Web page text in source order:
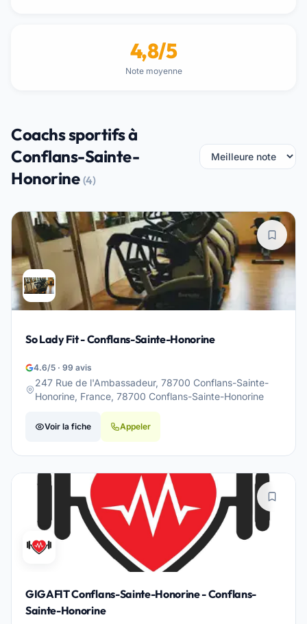
4,8/5
Note moyenne
Coachs sportifs à
Conflans-Sainte-
Honorine (4)
So Lady Fit - Conflans-Sainte-Honorine
4.6/5 · 99 avis
247 Rue de l'Ambassadeur, 78700 Conflans-Sainte-
Honorine, France, 78700 Conflans-Sainte-Honorine
Voir la fiche Appeler
GIGAFIT Conflans-Sainte-Honorine - Conflans-
Sainte-Honorine